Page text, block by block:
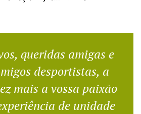
queridas amigas e
desportistas, a
mais a vossa paixão
de unidade